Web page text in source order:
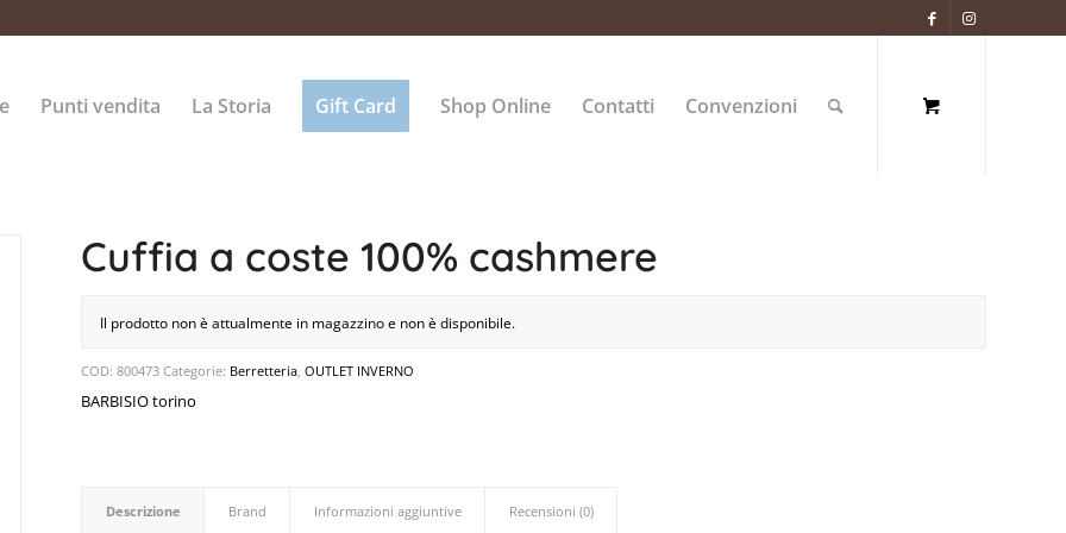
Punti vendita La Storia Gift Card Shop Online Contatti Convenzioni
Cuffia a coste 100% cashmere
Il prodotto non è attualmente in magazzino e non è disponibile.
COD:800473 Categorie: Berretteria,OUTLET INVERNO
BARBISIO torino
Descrizione Brand Informazioni aggiuntive Recensioni (0)